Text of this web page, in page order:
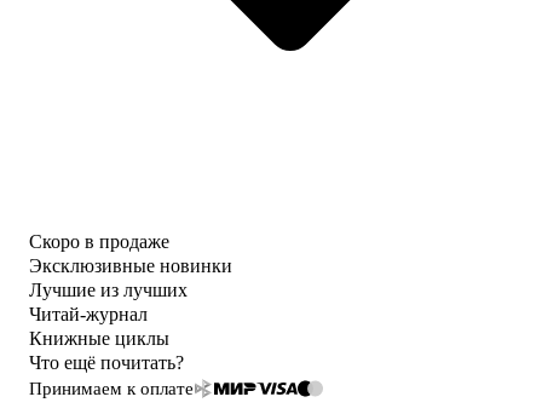
Скоро в продаже
Эксклюзивные новинки
Лучшие из лучших
Читай-журнал
Книжные циклы
Что ещё почитать?
Принимаем к оплате